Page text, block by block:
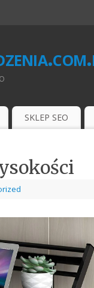
SKLEP SEO